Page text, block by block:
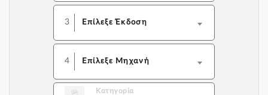
3 Επίλεξε Έκδοση
4 Επίλεξε Μηχανή
Κατηγορία